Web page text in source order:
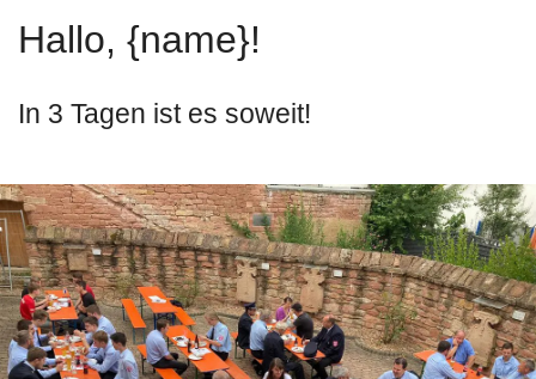
Hallo, {name}!
In 3 Tagen ist es soweit!